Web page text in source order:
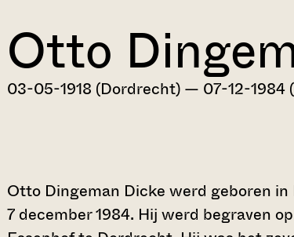
Dordts
biografisch
woordenboek
Otto
03-05-1918 (Dordrecht) — 07-12-1984
Otto Dingeman Dicke werd geboren in
7 december 1984. Hij werd begraven